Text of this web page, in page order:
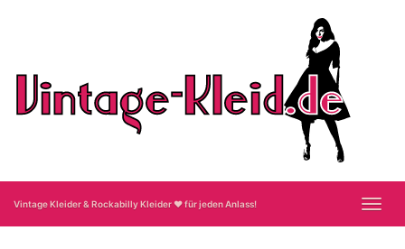
Vintage Kleider & Rockabilly Kleider ❤ für jeden Anlass!